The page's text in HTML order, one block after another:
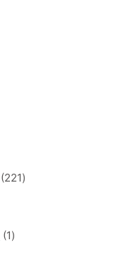
221221
11